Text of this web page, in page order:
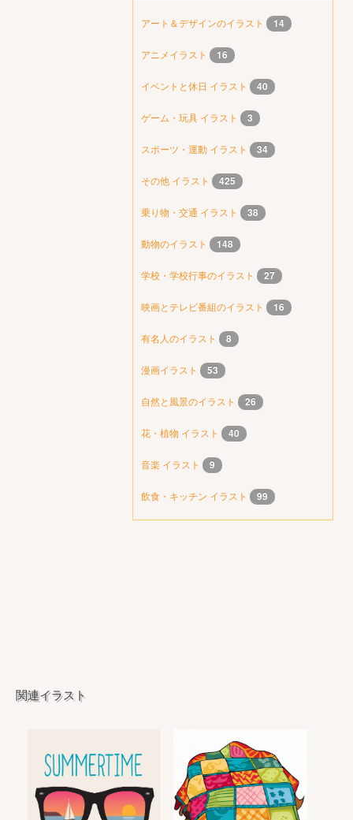
アート＆デザインのイラスト 14
アニメイラスト 16
イベントと休日 イラスト 40
ゲーム・玩具 イラスト 3
スポーツ・運動 イラスト 34
その他 イラスト 425
乗り物・交通 イラスト 38
動物のイラスト 148
学校・学校行事のイラスト 27
映画とテレビ番組のイラスト 16
有名人のイラスト 8
漫画イラスト 53
自然と風景のイラスト 26
花・植物 イラスト 40
音楽 イラスト 9
飲食・キッチン イラスト 99
関連イラスト